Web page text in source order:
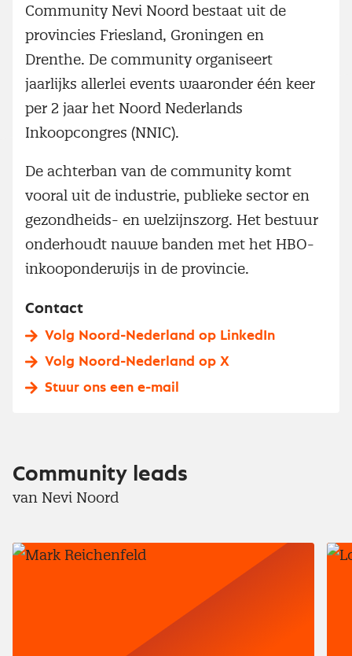
Community Nevi Noord bestaat uit de
provincies Friesland, Groningen en
Drenthe. De community organiseert
jaarlijks allerlei events waaronder één keer
per 2 jaar het Noord Nederlands
Inkoopcongres (NNIC).
De achterban van de community komt
vooral uit de industrie, publieke sector en
gezondheids- en welzijnszorg. Het bestuur
onderhoudt nauwe banden met het HBO-
inkooponderwijs in de provincie.
Contact
Volg Noord-Nederland op LinkedIn
Volg Noord-Nederland op X
Stuur ons een e-mail
Community leads
van Nevi Noord